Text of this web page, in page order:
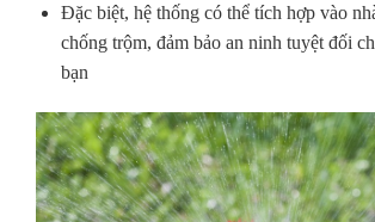
Đặc biệt, hệ thống có thể tích hợp vào
chống trộm, đảm bảo an ninh tuyệt đối
bạn